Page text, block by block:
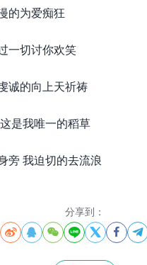
的为爱痴狂
一切讨你欢笑
诚的向上天祈祷
是我唯一的稻草
旁 我迫切的去流浪
分享到：
      